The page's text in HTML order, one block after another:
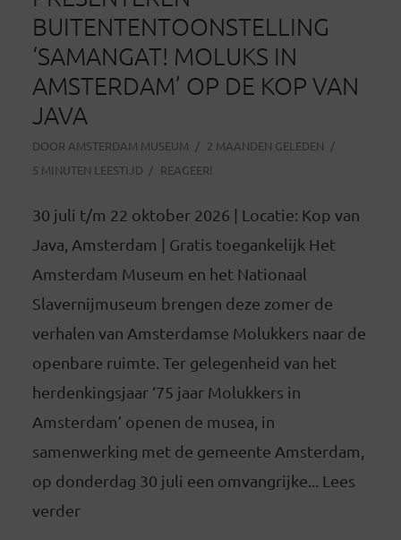
BUITENTENTOONSTELLING
‘SAMANGAT! MOLUKS IN
AMSTERDAM’ OP DE KOP VAN
JAVA
DOOR AMSTERDAM MUSEUM
2 MAANDEN GELEDEN
5 MINUTEN LEESTIJD
REAGEER!
30 juli t/m 22 oktober 2026 | Locatie: Kop van
Java, Amsterdam | Gratis toegankelijk Het
Amsterdam Museum en het Nationaal
Slavernijmuseum brengen deze zomer de
verhalen van Amsterdamse Molukkers naar de
openbare ruimte. Ter gelegenheid van het
herdenkingsjaar ‘75 jaar Molukkers in
Amsterdam’ openen de musea, in
samenwerking met de gemeente Amsterdam,
op donderdag 30 juli een omvangrijke... Lees
verder